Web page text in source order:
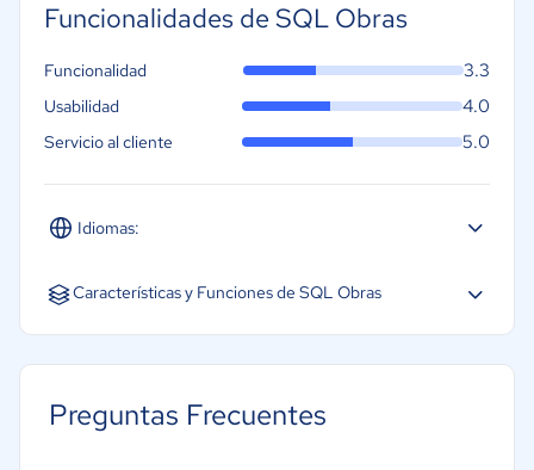
Funcionalidades de SQL Obras
Idiomas:
Español
Funcionalidad 3.3
Usabilidad 4.0
Servicio al cliente 5.0
Características y Funciones de SQL Obras
Integración contable
Preguntas Frecuentes